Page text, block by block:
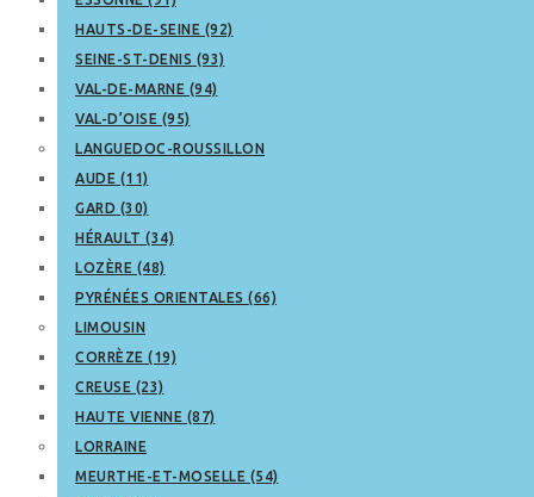
HAUTS-DE-SEINE (92)
SEINE-ST-DENIS (93)
VAL-DE-MARNE (94)
VAL-D’OISE (95)
LANGUEDOC-ROUSSILLON
AUDE (11)
GARD (30)
HÉRAULT (34)
LOZÈRE (48)
PYRÉNÉES ORIENTALES (66)
LIMOUSIN
CORRÈZE (19)
CREUSE (23)
HAUTE VIENNE (87)
LORRAINE
MEURTHE-ET-MOSELLE (54)